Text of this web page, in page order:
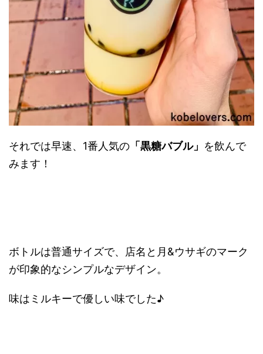
それでは早速、1番人気の 「黒糖バブル」 を飲んで
みます！
ボトルは普通サイズで、店名と月&ウサギのマーク
が印象的なシンプルなデザイン。
味はミルキーで優しい味でした♪